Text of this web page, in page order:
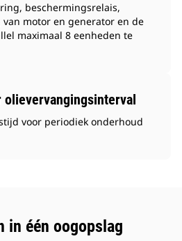
beschermingsrelais,
motor en generator en de
maximaal 8 eenheden te
olievervangingsinterval
voor periodiek onderhoud
in één oogopslag